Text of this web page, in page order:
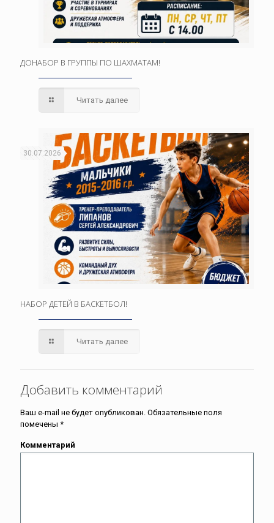
ДОНАБОР В ГРУППЫ ПО ШАХМАТАМ!
Читать далее
30.07.2026
НАБОР ДЕТЕЙ В БАСКЕТБОЛ!
Читать далее
Добавить комментарий
Ваш e-mail не будет опубликован. Обязательные поля
помечены *
Комментарий